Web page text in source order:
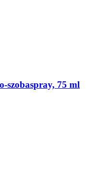
​szobaspray, 75 ml